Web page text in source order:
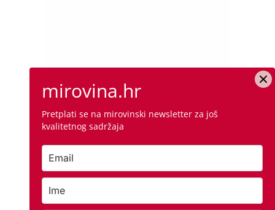
mirovina.hr
Pretplati se na mirovinski newsletter za još
kvalitetnog sadržaja